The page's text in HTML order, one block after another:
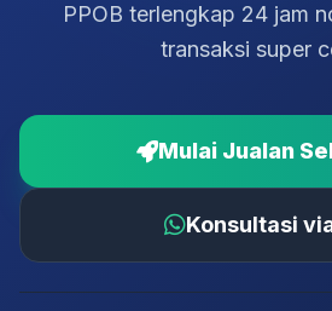
PPOB terlengkap 24 jam
transaksi super
Mulai Jualan
Konsultasi